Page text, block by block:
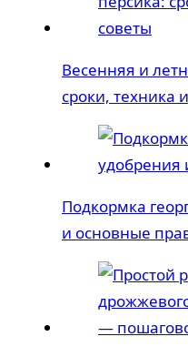
Весенняя и
сроки, техника
Подкормка
и основные